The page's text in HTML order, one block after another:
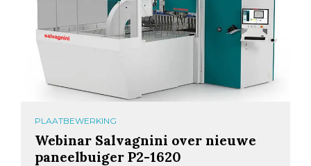
PLAATBEWERKING
Webinar Salvagnini over nieuwe
paneelbuiger P2-1620